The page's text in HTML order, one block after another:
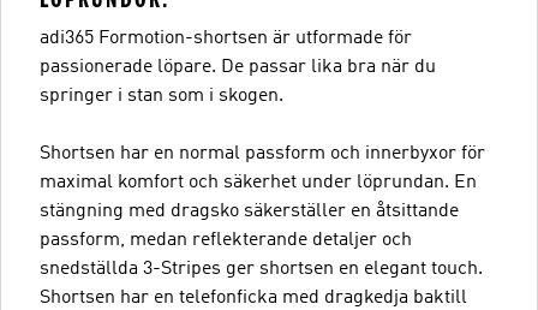
adi365 Formotion-shortsen är utformade för
passionerade löpare. De passar lika bra när du
springer i stan som i skogen.
Shortsen har en normal passform och innerbyxor för
maximal komfort och säkerhet under löprundan. En
stängning med dragsko säkerställer en åtsittande
passform, medan reflekterande detaljer och
snedställda 3-Stripes ger shortsen en elegant touch.
Shortsen har en telefonficka med dragkedja baktill